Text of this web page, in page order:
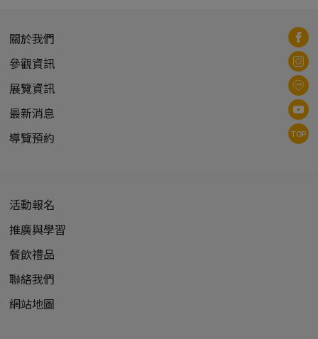
關於我們
參觀資訊
展覽資訊
最新消息
導覽預約
活動報名
推廣與學習
餐飲禮品
聯絡我們
網站地圖
TOP